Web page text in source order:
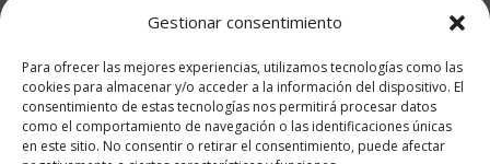
Gestionar consentimiento
Para ofrecer las mejores experiencias, utilizamos tecnologías como las
cookies para almacenar y/o acceder a la información del dispositivo. El
consentimiento de estas tecnologías nos permitirá procesar datos
como el comportamiento de navegación o las identificaciones únicas
en este sitio. No consentir o retirar el consentimiento, puede afectar
puntuación para ESAH
9.4/10
basado en1331
Valoraciones soportado por
eKomi